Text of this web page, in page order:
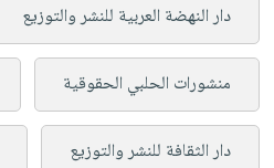
دار النهضة العربية للنشر والتوزيع
منشورات الحلبي الحقوقية
دار الثقافة للنشر والتوزيع